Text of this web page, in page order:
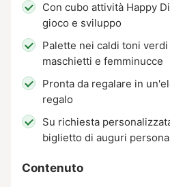
Con cubo attività Happy
gioco e sviluppo
Palette nei caldi toni
maschietti e femminucce
Pronta da regalare in
regalo
Su richiesta
biglietto di auguri
Contenuto